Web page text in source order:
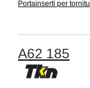
Portainserti per
A62 185